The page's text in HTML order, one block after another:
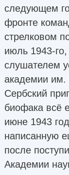
следующем
фронте
стрелковом
июль 1943-
слушателем
академии им.
Сербский
биофака всё
июне 1943
написанную
после
Академии